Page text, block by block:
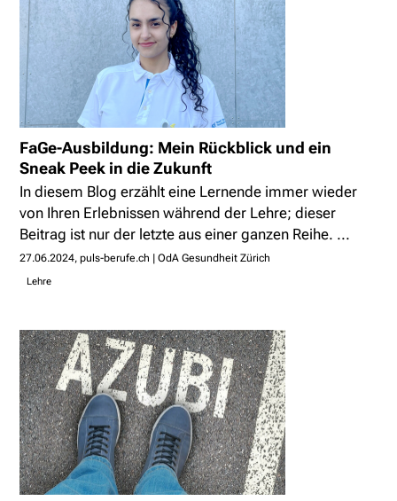
FaGe-Ausbildung: Mein Rückblick und ein
Sneak Peek in die Zukunft
In diesem Blog erzählt eine Lernende immer wieder
von Ihren Erlebnissen während der Lehre; dieser
Beitrag ist nur der letzte aus einer ganzen Reihe. ...
27.06.2024 puls-berufe.ch | OdA Gesundheit Zürich
Lehre